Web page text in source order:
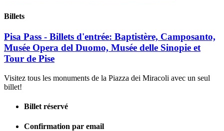
Billets
Pisa Pass - Billets d'entrée: Baptistère, Camposanto,
Musée Opera del Duomo, Musée delle Sinopie et
Tour de Pise
Visitez tous les monuments de la Piazza dei Miracoli avec un seul
billet!
Billet réservé
Confirmation par email